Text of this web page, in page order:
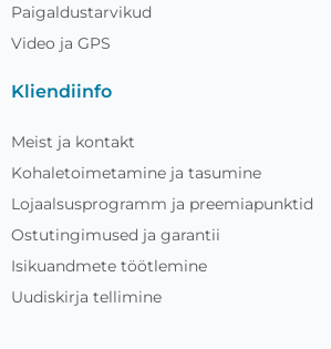
Paigaldustarvikud
Video ja GPS
Kliendiinfo
Meist ja kontakt
Kohaletoimetamine ja tasumine
Lojaalsusprogramm ja preemiapunktid
Ostutingimused ja garantii
Isikuandmete töötlemine
Uudiskirja tellimine